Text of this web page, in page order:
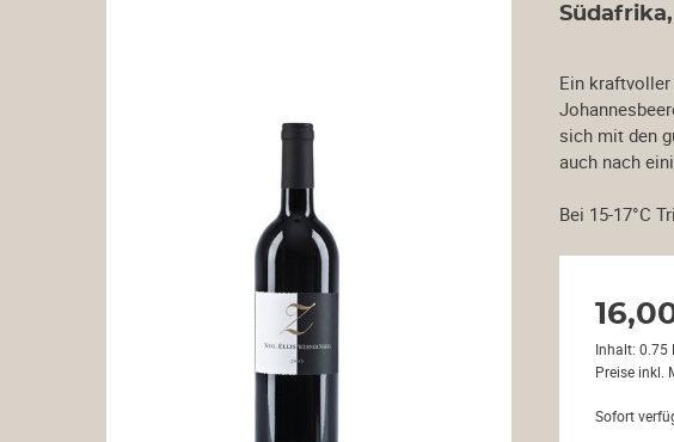
Ein
sich mit den
auch nach
Bei 15-17°C
Inhalt: 0.75
Preise inkl.
Sofort